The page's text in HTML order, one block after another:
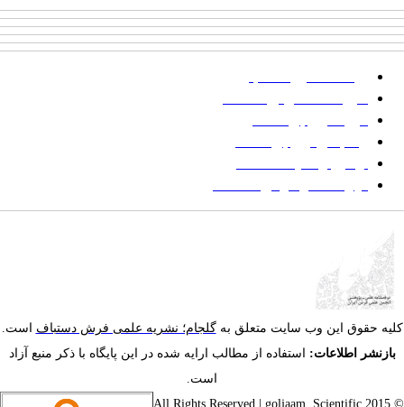
پرداخت صورتحساب
شیوه‌نامه نگارش مقالات
فرایند ارزیابی مقاله
زمانبندی ارزیابی مقاله
توضیح وضعیت مقالات
فهرست موضوعی مقاله‌ها
حقوق این وب سایت متعلق بهگلجام؛ نشریه علمی فرش دستبافاست.
اطلاعات:استفاده از مطالب ارایه شده در این پایگاه با ذکر منبع آزاد
است.
©
goljaam, Scientific